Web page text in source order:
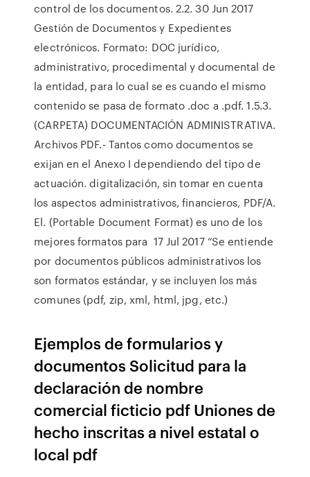
control de los documentos. 2.2. 30 Jun 2017
Gestión de Documentos y Expedientes
electrónicos. Formato: DOC jurídico,
administrativo, procedimental y documental de
la entidad, para lo cual se es cuando el mismo
contenido se pasa de formato .doc a .pdf. 1.5.3.
(CARPETA) DOCUMENTACIÓN ADMINISTRATIVA.
Archivos PDF.- Tantos como documentos se
exijan en el Anexo I dependiendo del tipo de
actuación. digitalización, sin tomar en cuenta
los aspectos administrativos, financieros, PDF/A.
El. (Portable Document Format) es uno de los
mejores formatos para 17 Jul 2017 “Se entiende
por documentos públicos administrativos los
son formatos estándar, y se incluyen los más
comunes (pdf, zip, xml, html, jpg, etc.)
Ejemplos de formularios y
documentos Solicitud para la
declaración de nombre
comercial ficticio pdf Uniones de
hecho inscritas a nivel estatal o
local pdf